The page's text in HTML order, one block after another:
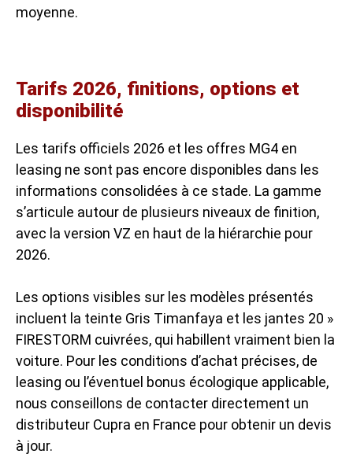
moyenne.
Tarifs 2026, finitions, options et
disponibilité
Les tarifs officiels 2026 et les offres MG4 en
leasing ne sont pas encore disponibles dans les
informations consolidées à ce stade. La gamme
s’articule autour de plusieurs niveaux de finition,
avec la version VZ en haut de la hiérarchie pour
2026.
Les options visibles sur les modèles présentés
incluent la teinte Gris Timanfaya et les jantes 20 »
FIRESTORM cuivrées, qui habillent vraiment bien la
voiture. Pour les conditions d’achat précises, de
leasing ou l’éventuel bonus écologique applicable,
nous conseillons de contacter directement un
distributeur Cupra en France pour obtenir un devis
à jour.